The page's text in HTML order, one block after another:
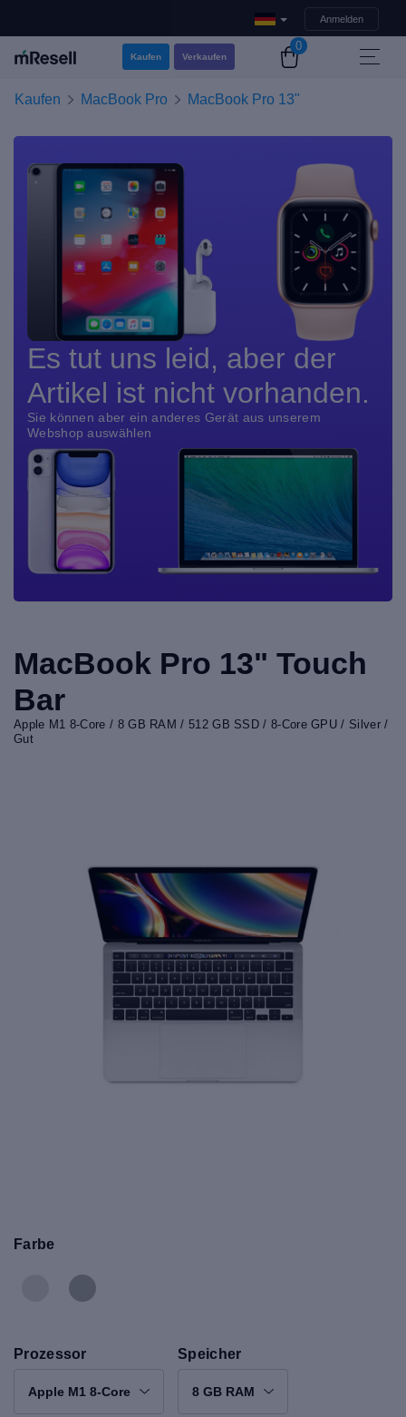
Anmelden
Kaufen Verkaufen
0
Kaufen MacBook Pro MacBook Pro 13"
Es tut uns leid, aber der
Artikel ist nicht vorhanden.
Sie können aber ein anderes Gerät aus unserem
Webshop auswählen
MacBook Pro 13" Touch
Bar
Apple M1 8-Core / 8 GB RAM / 512 GB SSD / 8-Core GPU / Silver /
Gut
Farbe
Prozessor
Apple M1 8-Core
Speicher
8 GB RAM